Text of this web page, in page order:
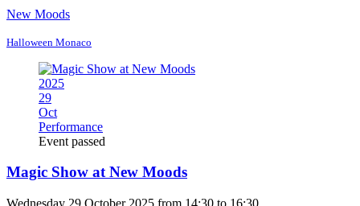
New Moods
Halloween Monaco
2025
29
Oct
Performance
Event passed
Magic Show at New Moods
Wednesday 29 October 2025 from 14:30 to 16:30